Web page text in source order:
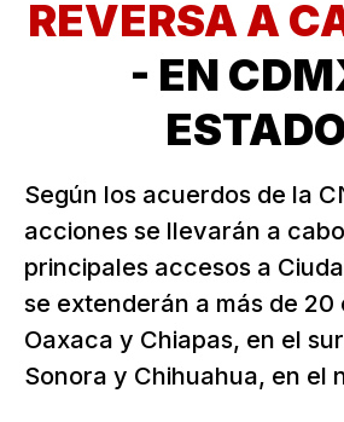
REVERSA A
- EN
Según los acuerdos de la
acciones se llevarán a
principales accesos a
se extenderán a más de 20
Oaxaca y Chiapas, en el
Sonora y Chihuahua, en el